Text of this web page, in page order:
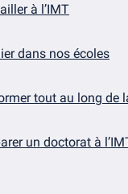
à l’IMT
dans nos écoles
tout au long de
un doctorat à